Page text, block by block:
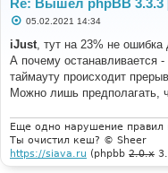
С
о
б
щ
е
н
и
05.02.2021 14:34
iJust, тут на 23% не ошибка
А почему останавливается
таймауту происходит
Можно лишь предполагать,
Еще одно нарушение
Ты очистил кеш? © Sheer
https://siava.ru (phpbb 2.0.x